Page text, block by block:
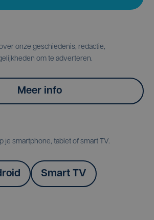
onze geschiedenis, redactie,
om te adverteren.
Meer info
je smartphone, tablet of smart TV.
Smart TV